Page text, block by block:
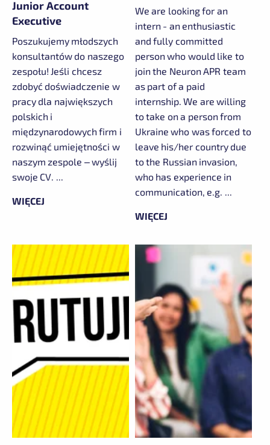
Junior Account
Executive
Poszukujemy młodszych
konsultantów do naszego
zespołu! Jeśli chcesz
zdobyć doświadczenie w
pracy dla największych
polskich i
międzynarodowych firm i
rozwinąć umiejętności w
naszym zespole – wyślij
swoje CV. ...
WIĘCEJ
We are looking for an
intern - an enthusiastic
and fully committed
person who would like to
join the Neuron APR team
as part of a paid
internship. We are willing
to take on a person from
Ukraine who was forced to
leave his/her country due
to the Russian invasion,
who has experience in
communication, e.g. ...
WIĘCEJ